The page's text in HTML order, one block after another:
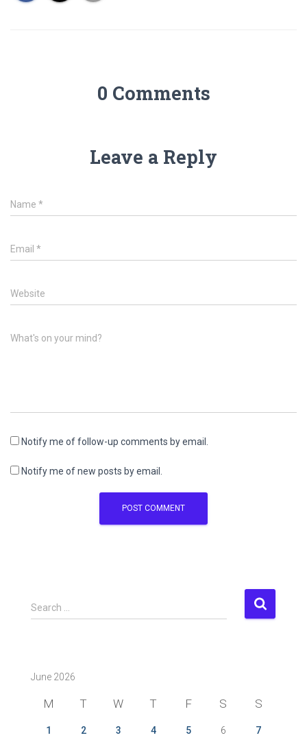
0 Comments
Leave a Reply
Name *
Email *
Website
What's on your mind?
Notify me of follow-up comments by email.
Notify me of new posts by email.
S
e
h
Search …
June 2026
M T W T F S S
1 2 3 4 5 6 7